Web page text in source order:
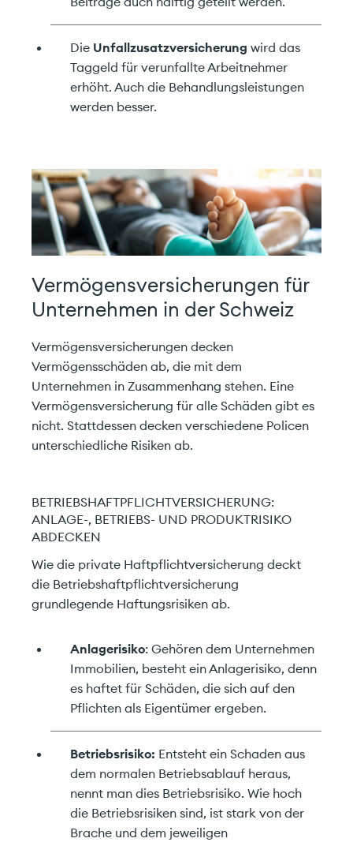
Die Unfallzusatzversicherung wird das
Taggeld für verunfallte Arbeitnehmer
erhöht. Auch die Behandlungsleistungen
werden besser.
Vermögensversicherungen für
Unternehmen in der Schweiz
Vermögensversicherungen decken
Vermögensschäden ab, die mit dem
Unternehmen in Zusammenhang stehen. Eine
Vermögensversicherung für alle Schäden gibt es
nicht. Stattdessen decken verschiedene Policen
unterschiedliche Risiken ab.
BETRIEBSHAFTPFLICHTVERSICHERUNG:
ANLAGE-, BETRIEBS- UND PRODUKTRISIKO
ABDECKEN
Wie die private Haftpflichtversicherung deckt
die Betriebshaftpflichtversicherung
grundlegende Haftungsrisiken ab.
Anlagerisiko: Gehören dem Unternehmen
Immobilien, besteht ein Anlagerisiko, denn
es haftet für Schäden, die sich auf den
Pflichten als Eigentümer ergeben.
Betriebsrisiko: Entsteht ein Schaden aus
dem normalen Betriebsablauf heraus,
nennt man dies Betriebsrisiko. Wie hoch
die Betriebsrisiken sind, ist stark von der
Brache und dem jeweiligen